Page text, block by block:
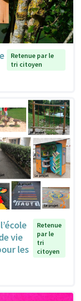
Retenue par le
tri citoyen
vie
les
Retenue
par le
tri
citoyen